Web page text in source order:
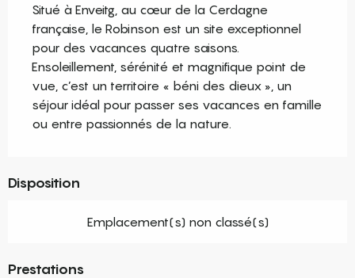
Situé à Enveitg, au cœur de la Cerdagne
française, le Robinson est un site exceptionnel
pour des vacances quatre saisons.
Ensoleillement, sérénité et magnifique point de
vue, c’est un territoire « béni des dieux », un
séjour idéal pour passer ses vacances en famille
ou entre passionnés de la nature.
Disposition
Emplacement(s) non classé(s)
Prestations